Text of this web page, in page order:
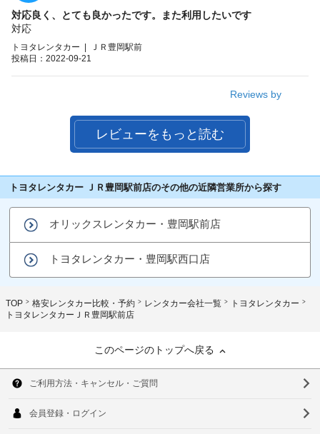
対応良く、とても良かったです。また利用したいです
対応
トヨタレンタカー | ＪＲ豊岡駅前
投稿日：2022-09-21
Reviews by
レビューをもっと読む
トヨタレンタカー ＪＲ豊岡駅前店のその他の近隣営業所から探す
オリックスレンタカー・豊岡駅前店
トヨタレンタカー・豊岡駅西口店
TOP 格安レンタカー比較・予約 レンタカー会社一覧
トヨタレンタカー
トヨタレンタカーＪＲ豊岡駅前店
このページのトップへ戻る